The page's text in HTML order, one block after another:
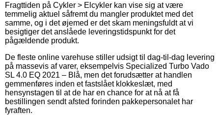
Fragttiden på Cykler > Elcykler kan vise sig at være
temmelig aktuel såfremt du mangler produktet med det
samme, og i det øjemed er det skam meningsfuldt at vi
besigtiger det anslåede leveringstidspunkt for det
pågældende produkt.
De fleste online varehuse stiller udsigt til dag-til-dag levering
på massevis af varer, eksempelvis Specialized Turbo Vado
SL 4.0 EQ 2021 – Blå, men det forudsætter at handlen
gemmenføres inden et fastslået klokkeslæt, med
hensynstagen til at de har en chance for at nå at få
bestillingen sendt afsted forinden pakkepersonalet har
fyraften.